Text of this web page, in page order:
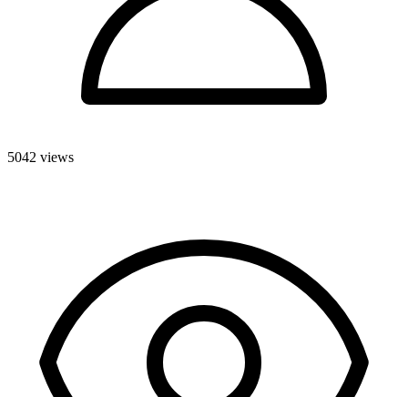
5042 views